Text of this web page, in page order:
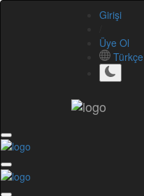
Girişi
Üye Ol
Türkçe